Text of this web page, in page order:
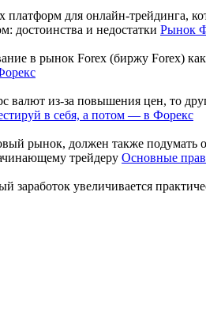
для онлайн-трейдинга,
Рынок
в рынок Forex (биржу Forex)
из-за повышения цен, то
в себя, а потом — в Форекс
рынок, должен также подумать
Основные
увеличивается